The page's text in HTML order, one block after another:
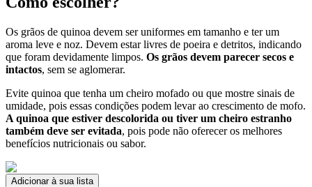
Os grãos de quinoa devem ser uniformes em tamanho e ter um
aroma leve e noz. Devem estar livres de poeira e detritos, indicando
que foram devidamente limpos. Os grãos devem parecer secos e
intactos, sem se aglomerar.
Evite quinoa que tenha um cheiro mofado ou que mostre sinais de
umidade, pois essas condições podem levar ao crescimento de mofo.
A quinoa que estiver descolorida ou tiver um cheiro estranho
também deve ser evitada, pois pode não oferecer os melhores
benefícios nutricionais ou sabor.
Adicionar à sua lista